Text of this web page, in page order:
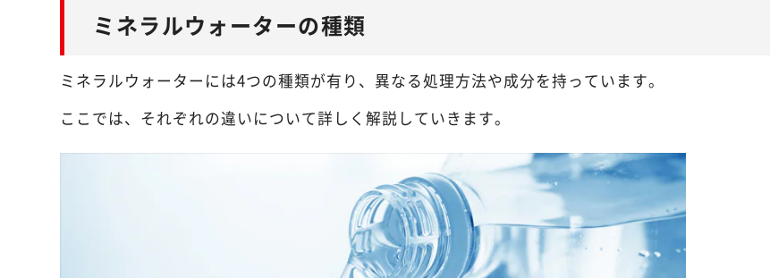
ミネラルウォーターの種類
ミネラルウォーターには4つの種類が有り、異なる処理方法や成分を持っています。
ここでは、それぞれの違いについて詳しく解説していきます。